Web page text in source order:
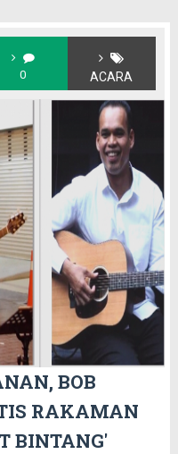
0 ACARA
BOB
RAKAMAN
BINTANG'